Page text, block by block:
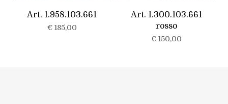
Art. 1.958.103.661
€185,00
Art. 1.300.103.661
rosso
€150,00